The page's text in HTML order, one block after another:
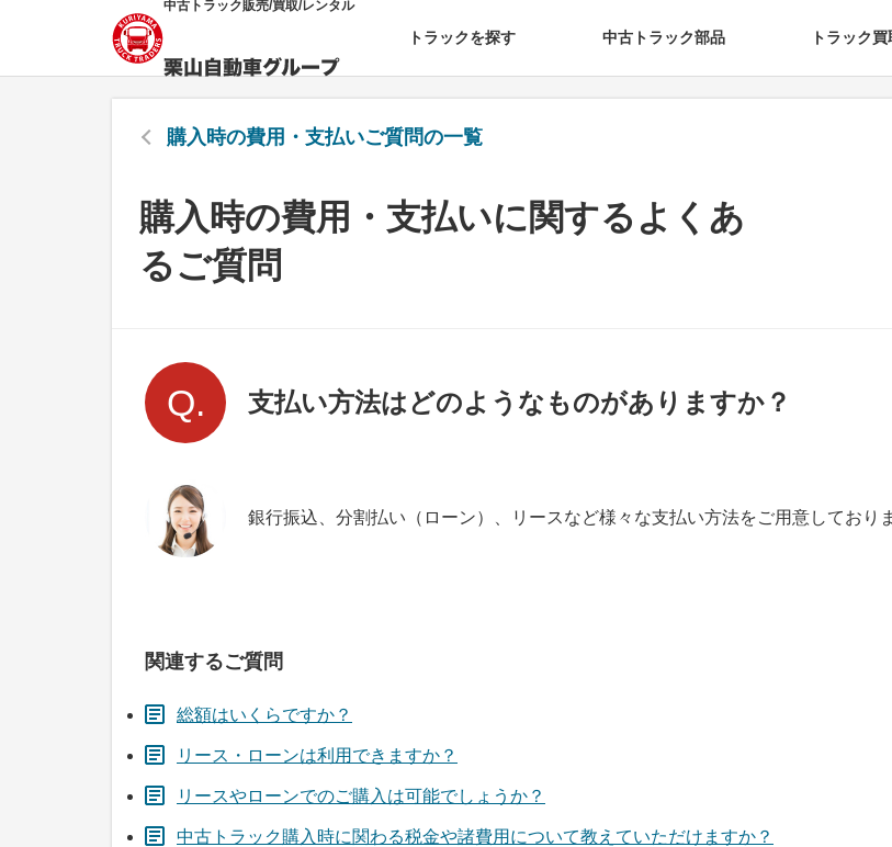
中古トラック販売/買取/レンタル
トラックを探す 中古トラック部品 トラック買
購入時の費用・支払いご質問の一覧
購入時の費用・支払いに関するよくあ
るご質問
支払い方法はどのようなものがありますか？
銀行振込、分割払い（ローン）、リースなど様々な支払い方法をご用意しており
関連するご質問
総額はいくらですか？
リース・ローンは利用できますか？
リースやローンでのご購入は可能でしょうか？
中古トラック購入時に関わる税金や諸費用について教えていただけますか？